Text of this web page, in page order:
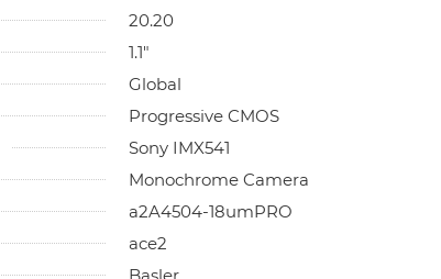
20.20
1.1"
Global
Progressive CMOS
Sony IMX541
Monochrome Camera
a2A4504-18umPRO
ace2